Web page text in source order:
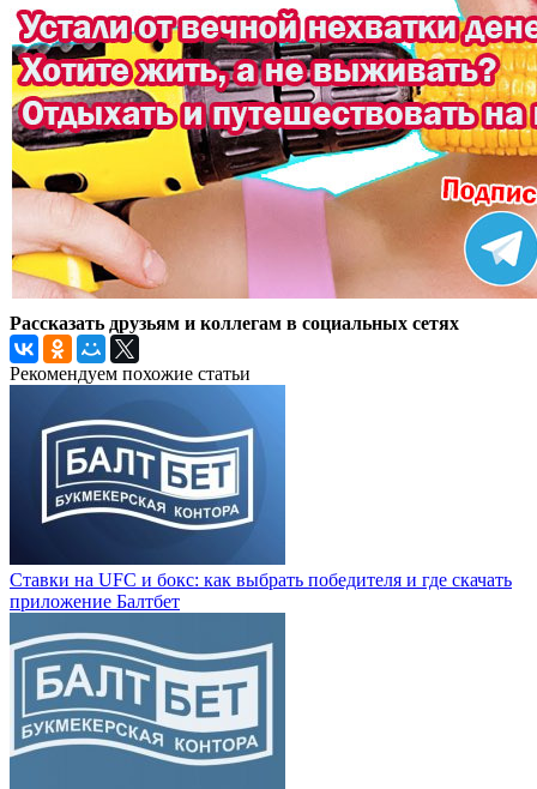
Рассказать друзьям и коллегам в социальных сетях
Рекомендуем похожие статьи
Ставки на UFC и бокс: как выбрать победителя и где скачать
приложение Балтбет